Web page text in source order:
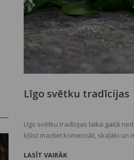
Līgo svētku tradīcijas
Līgo svētku tradīcijas laika gaitā
kļūst mazliet komerciāli, skaļāki un
LASĪT VAIRĀK